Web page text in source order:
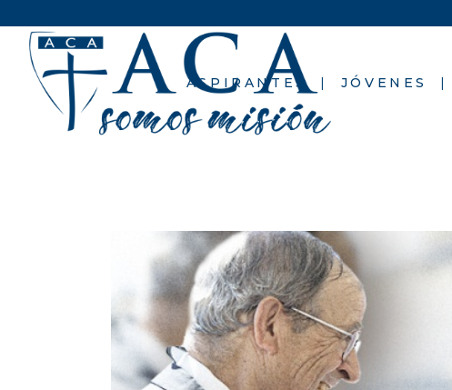
ASPIRANTES JÓVENES